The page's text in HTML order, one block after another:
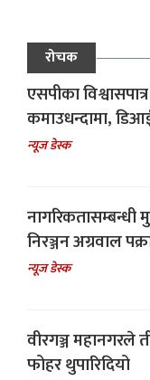
रोचक
एसपीका
कमाउधन्दामा,
न्यूज डेस्क
नागरिकतासम्बन्धी
निरञ्जन अग्रवाल
न्यूज डेस्क
वीरगञ्ज महानगरले
फोहर थुपारिदियो